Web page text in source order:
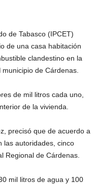
de Tabasco (IPCET)
de una casa habitación
clandestino en la
de Cárdenas.
de mil litros cada uno,
de la vivienda.
precisó que de acuerdo a
las autoridades, cinco
Regional de Cárdenas.
mil litros de agua y 100